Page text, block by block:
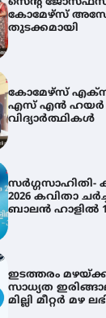
സെന്റ്
കോമേഴ്‌സ്
തുടക്കമായി
കോമേഴ്സ്
എസ് എൻ ഹയർ
വിദ്യാർത്ഥികൾ
സർഗ്ഗസാഹിതി-
2026 കവിതാ
ബാലൻ ഹാളിൽ
ഇടത്തരം
സാധ്യത
മില്ലി മീറ്റർ മഴ